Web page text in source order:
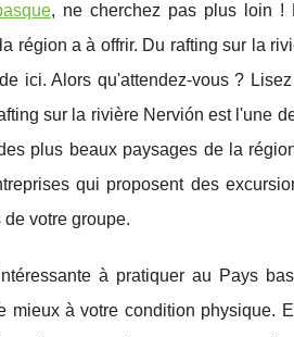
, ne cherchez pas plus loin !
région a à offrir. Du rafting sur la
ici. Alors qu'attendez-vous ?
sur la rivière Nervión est l'une
plus beaux paysages de la
qui proposent des
votre groupe.
à pratiquer au Pays
mieux à votre condition physique.